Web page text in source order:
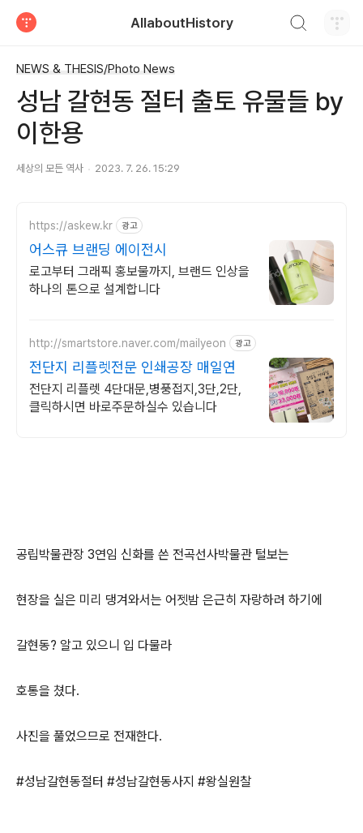
AllaboutHistory
NEWS & THESIS/Photo News
성남 갈현동 절터 출토 유물들 by
이한용
세상의 모든 역사 2023. 7. 26. 15:29
https://askew.kr 광고
어스큐 브랜딩 에이전시
로고부터 그래픽 홍보물까지, 브랜드 인상을
하나의 톤으로 설계합니다
http://smartstore.naver.com/mailyeon 광고
전단지 리플렛전문 인쇄공장 매일연
전단지 리플렛 4단대문,병풍접지,3단,2단,
클릭하시면 바로주문하실수 있습니다
공립박물관장 3연임 신화를 쓴 전곡선사박물관 털보는
현장을 실은 미리 댕겨와서는 어젯밤 은근히 자랑하려 하기에
갈현동? 알고 있으니 입 다물라
호통을 쳤다.
사진을 풀었으므로 전재한다.
#성남갈현동절터 #성남갈현동사지 #왕실원찰